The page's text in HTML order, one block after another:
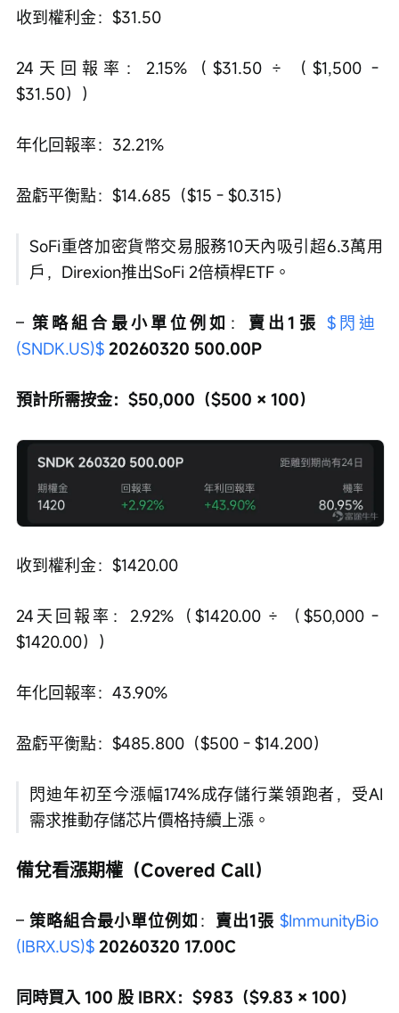
收到權利金：$31.50
24天回報率：2.15%（$31.50 ÷ （$1,500 -
$31.50））
年化回報率：32.21%
盈虧平衡點：$14.685（$15 - $0.315）
SoFi重啓加密貨幣交易服務10天內吸引超6.3萬用
戶，Direxion推出SoFi 2倍槓桿ETF。
– 策略組合最小單位例如 ： 賣出1張 $閃迪
(SNDK.US)$ 20260320 500.00P
預計所需按金：$50,000（$500 × 100）
收到權利金：$1420.00
24天回報率：2.92%（$1420.00 ÷ （$50,000 -
$1420.00））
年化回報率：43.90%
盈虧平衡點：$485.800（$500 - $14.200）
閃迪年初至今漲幅174%成存儲行業領跑者，受AI
需求推動存儲芯片價格持續上漲。
備兌看漲期權（Covered Call）
– 策略組合最小單位例如 ： 賣出1張 $ImmunityBio
(IBRX.US)$ 20260320 17.00C
同時買入 100 股 IBRX：$983（$9.83 × 100）